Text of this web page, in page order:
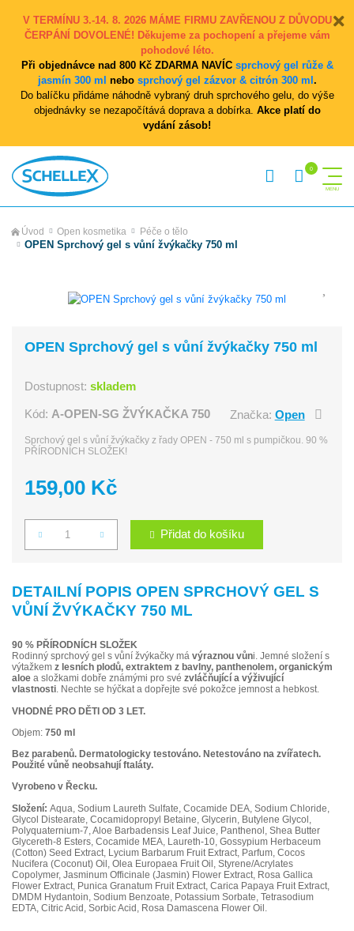
V TERMÍNU 3.-14. 8. 2026 MÁME FIRMU ZAVŘENOU Z DŮVODU
ČERPÁNÍ DOVOLENÉ! Děkujeme za pochopení a přejeme vám
pohodové léto.
Při objednávce nad 800 Kč ZDARMA NAVÍC sprchový gel růže &
jasmín 300 ml nebo sprchový gel zázvor & citrón 300 ml .
Do balíčku přidáme náhodně vybraný druh sprchového gelu, do výše
objednávky se nezapočítává doprava a dobírka. Akce platí do
vydání zásob!
Úvod Open kosmetika Péče o tělo
OPEN Sprchový gel s vůní žvýkačky 750 ml
OPEN Sprchový gel s vůní žvýkačky 750 ml
Dostupnost:skladem
Kód: A-OPEN-SG ŽVÝKAČKA 750 Značka: Open
Sprchový gel s vůní žvýkačky z řady OPEN - 750 ml s pumpičkou. 90 %
PŘÍRODNÍCH SLOŽEK!
159,00 Kč
Počet Přidat do košíku
DETAILNÍ POPIS OPEN SPRCHOVÝ GEL S
VŮNÍ ŽVÝKAČKY 750 ML
90 % PŘÍRODNÍCH SLOŽEK
Rodinný sprchový gel s vůní žvýkačky má výraznou vůni. Jemné složení s
výtažkem z lesních plodů, extraktem z bavlny, panthenolem, organickým
aloe a složkami dobře známými pro své zvláčňující a výživující
vlastnosti. Nechte se hýčkat a dopřejte své pokožce jemnost a hebkost.
VHODNÉ PRO DĚTI OD 3 LET.
Objem: 750 ml
Bez parabenů. Dermatologicky testováno. Netestováno na zvířatech.
Použité vůně neobsahují ftaláty.
Vyrobeno v Řecku.
Složení: Aqua, Sodium Laureth Sulfate, Cocamide DEA, Sodium Chloride,
Glycol Distearate, Cocamidopropyl Betaine, Glycerin, Butylene Glycol,
Polyquaternium-7, Aloe Barbadensis Leaf Juice, Panthenol, Shea Butter
Glycereth-8 Esters, Cocamide MEA, Laureth-10, Gossypium Herbaceum
(Cotton) Seed Extract, Lycium Barbarum Fruit Extract, Parfum, Cocos
Nucifera (Coconut) Oil, Olea Europaea Fruit Oil, Styrene/Acrylates
Copolymer, Jasminum Officinale (Jasmin) Flower Extract, Rosa Gallica
Flower Extract, Punica Granatum Fruit Extract, Carica Papaya Fruit Extract,
DMDM Hydantoin, Sodium Benzoate, Potassium Sorbate, Tetrasodium
EDTA, Citric Acid, Sorbic Acid, Rosa Damascena Flower Oil.